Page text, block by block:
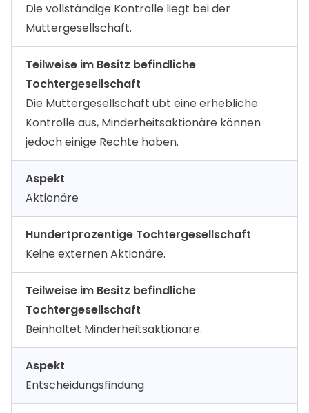
Die vollständige Kontrolle liegt bei der
Muttergesellschaft.
Teilweise im Besitz befindliche
Tochtergesellschaft
Die Muttergesellschaft übt eine erhebliche
Kontrolle aus, Minderheitsaktionäre können
jedoch einige Rechte haben.
Aspekt
Aktionäre
Hundertprozentige Tochtergesellschaft
Keine externen Aktionäre.
Teilweise im Besitz befindliche
Tochtergesellschaft
Beinhaltet Minderheitsaktionäre.
Aspekt
Entscheidungsfindung